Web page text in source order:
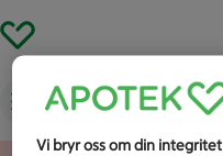
Vad letar du
Vi bryr oss om din integritet